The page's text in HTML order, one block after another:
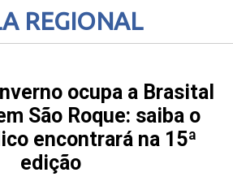
REGIONAL
ocupa a Brasital
São Roque: saiba o
encontrará na 15ª
edição